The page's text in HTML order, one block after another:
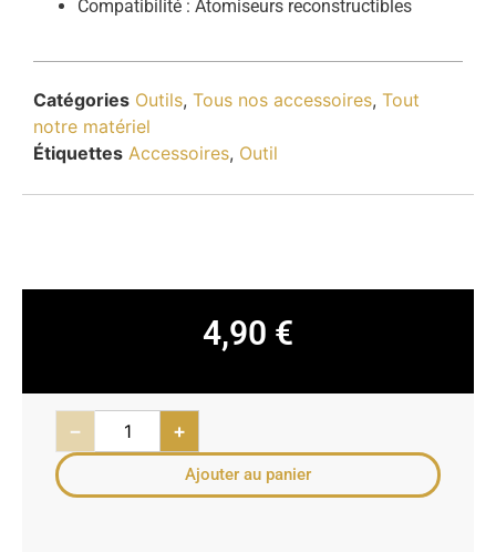
Compatibilité : Atomiseurs reconstructibles
Catégories Outils, Tous nos accessoires, Tout
notre matériel
Étiquettes Accessoires, Outil
4,90 €
− +
Ajouter au panier